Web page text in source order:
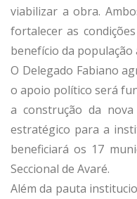
viabilizar a obra.
fortalecer as
benefício da população
O Delegado Fabiano
o apoio político será
a construção da nova
estratégico para a
beneficiará os 17
Seccional de Avaré.
Além da pauta